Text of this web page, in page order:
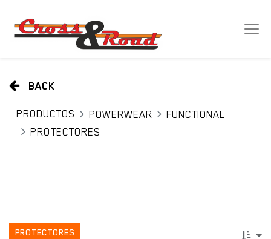
BACK
PRODUCTOS POWERWEAR
FUNCTIONAL
PROTECTORES
PROTECTORES